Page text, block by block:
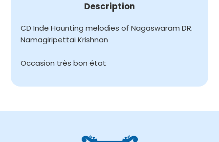
Description
CD Inde Haunting melodies of Nagaswaram DR.
Namagiripettai Krishnan
Occasion très bon état